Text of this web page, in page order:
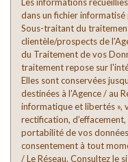
Habitants de moins de
Habitants de 25 à 55
Habitants de plus de
Nombre d'enfants par
Familles sans enfant
Familles avec 1 ou 2
Maisons
dans un fichier
Sous-traitant du
clientèle/prospects de
du Traitement de vos
traitement repose sur
Elles sont conservées
destinées à l'Agence / au
informatique et libertés »,
rectification,
portabilité de vos
consentement à tout
/ Le Réseau. Consultez le